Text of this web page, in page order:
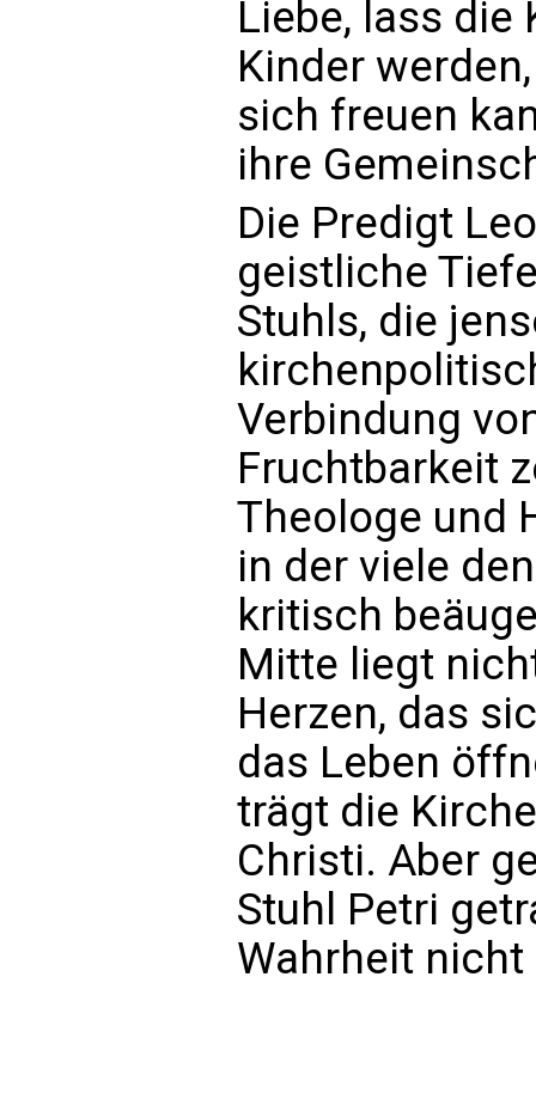
Liebe, lass die
Kinder
sich freuen
ihre
Die Predigt
geistliche
Stuhls, die
Verbindung
Fruchtbarkeit
Theologe und
in der viele
kritisch
Mitte liegt
Herzen, das
das Leben
trägt die
Christi. Aber
Stuhl Petri
Wahrheit